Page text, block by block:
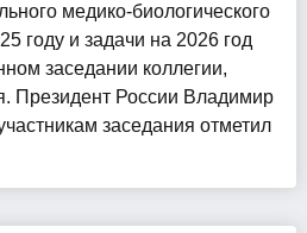
медико-биологического
году и задачи на 2026 год
заседании коллегии,
Президент России Владимир
заседания отметил